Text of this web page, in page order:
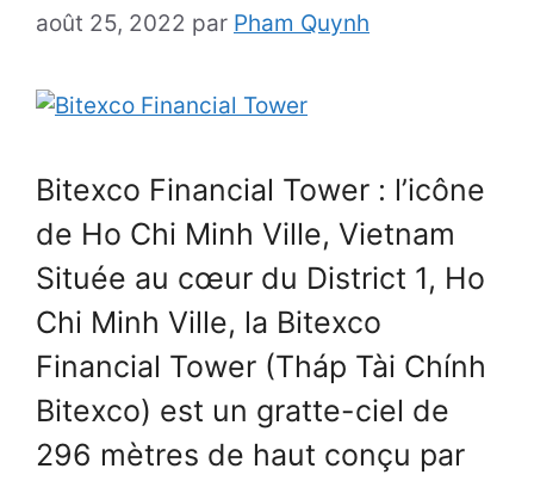
août 25, 2022 par Pham Quynh
Bitexco Financial Tower : l’icône
de Ho Chi Minh Ville, Vietnam
Située au cœur du District 1, Ho
Chi Minh Ville, la Bitexco
Financial Tower (Tháp Tài Chính
Bitexco) est un gratte-ciel de
296 mètres de haut conçu par